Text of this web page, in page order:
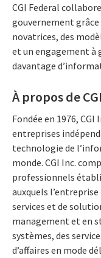
CGI Federal
gouvernement
novatrices, des
et un engagement à
davantage
À propos de
Fondée en 1976,
entreprises
technologie de
monde. CGI Inc.
professionnels
auxquels
services et de
management et en
systèmes, des
d’affaires en mode